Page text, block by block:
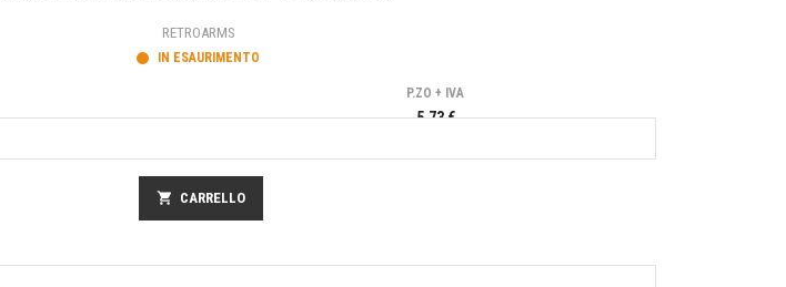
RETROARMS
IN ESAURIMENTO
P.ZO + IVA
5,73 €
shopping_cart CARRELLO